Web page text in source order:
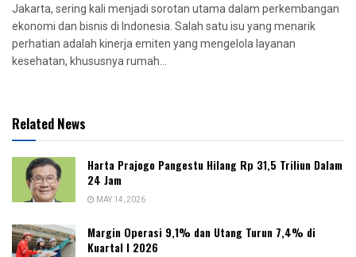
Jakarta, sering kali menjadi sorotan utama dalam perkembangan
ekonomi dan bisnis di Indonesia. Salah satu isu yang menarik
perhatian adalah kinerja emiten yang mengelola layanan
kesehatan, khususnya rumah...
Related News
Harta Prajogo Pangestu Hilang Rp 31,5 Triliun Dalam
24 Jam
MAY 14, 2026
Margin Operasi 9,1% dan Utang Turun 7,4% di
Kuartal I 2026